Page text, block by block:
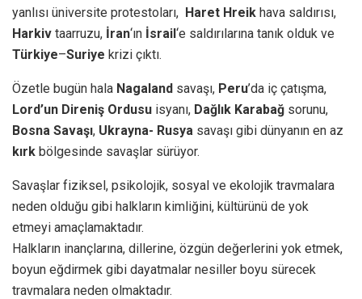
yanlısı üniversite protestoları, Haret Hreik hava saldırısı,
Harkiv taarruzu, İran‘ın İsrail‘e saldırılarına tanık olduk ve
Türkiye–Suriye krizi çıktı.
Özetle bugün hala Nagaland savaşı, Peru’da iç çatışma,
Lord’un Direniş Ordusu isyanı, Dağlık Karabağ sorunu,
Bosna Savaşı, Ukrayna- Rusya savaşı gibi dünyanın en az
kırk bölgesinde savaşlar sürüyor.
Savaşlar fiziksel, psikolojik, sosyal ve ekolojik travmalara
neden olduğu gibi halkların kimliğini, kültürünü de yok
etmeyi amaçlamaktadır.
Halkların inançlarına, dillerine, özgün değerlerini yok etmek,
boyun eğdirmek gibi dayatmalar nesiller boyu sürecek
travmalara neden olmaktadır.